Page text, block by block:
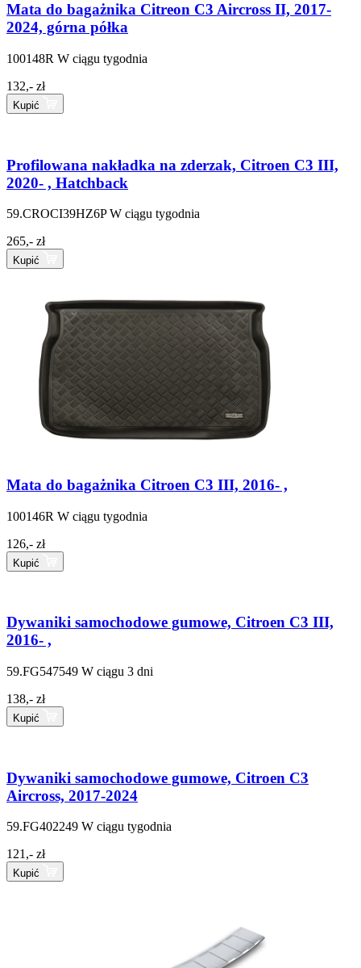
Mata do bagażnika Citreon C3 Aircross II, 2017-
2024, górna półka
100148R W ciągu tygodnia
132,- zł
Kupić
Profilowana nakładka na zderzak, Citroen C3 III,
2020- , Hatchback
59.CROCI39HZ6P W ciągu tygodnia
265,- zł
Kupić
Mata do bagażnika Citroen C3 III, 2016- ,
100146R W ciągu tygodnia
126,- zł
Kupić
Dywaniki samochodowe gumowe, Citroen C3 III,
2016- ,
59.FG547549 W ciągu 3 dni
138,- zł
Kupić
Dywaniki samochodowe gumowe, Citroen C3
Aircross, 2017-2024
59.FG402249 W ciągu tygodnia
121,- zł
Kupić